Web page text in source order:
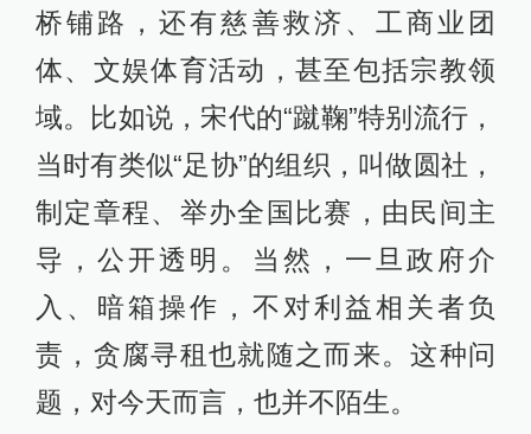
桥铺路，还有慈善救济、工商业团
体、文娱体育活动，甚至包括宗教领
域。比如说，宋代的“蹴鞠”特别流行，
当时有类似“足协”的组织，叫做圆社，
制定章程、举办全国比赛，由民间主
导，公开透明。当然，一旦政府介
入、暗箱操作，不对利益相关者负
责，贪腐寻租也就随之而来。这种问
题，对今天而言，也并不陌生。